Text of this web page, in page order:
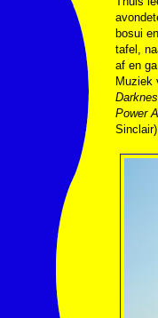
bosui
tafel,
af en
Muziek
Power